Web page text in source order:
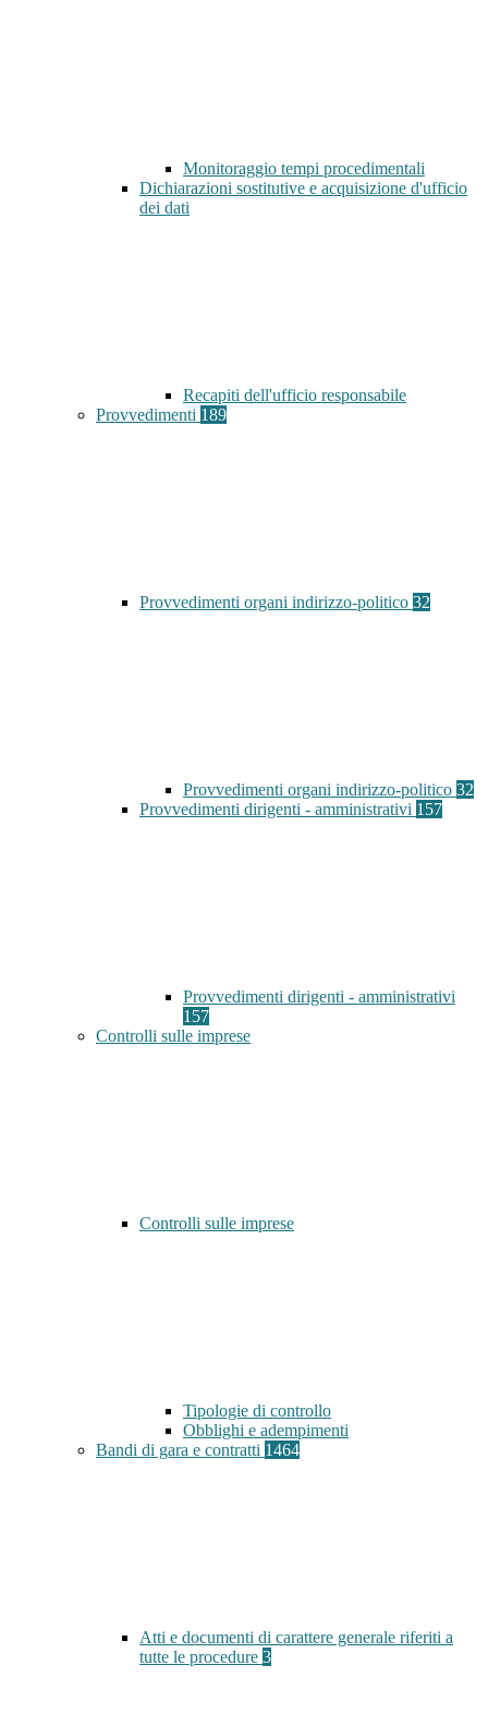
Monitoraggio tempi procedimentali
Dichiarazioni sostitutive e acquisizione d'ufficio
dei dati
Recapiti dell'ufficio responsabile
Provvedimenti 189
Provvedimenti organi indirizzo-politico 32
Provvedimenti organi indirizzo-politico 32
Provvedimenti dirigenti - amministrativi 157
Provvedimenti dirigenti - amministrativi
157
Controlli sulle imprese
Controlli sulle imprese
Tipologie di controllo
Obblighi e adempimenti
Bandi di gara e contratti 1464
Atti e documenti di carattere generale riferiti a
tutte le procedure 3